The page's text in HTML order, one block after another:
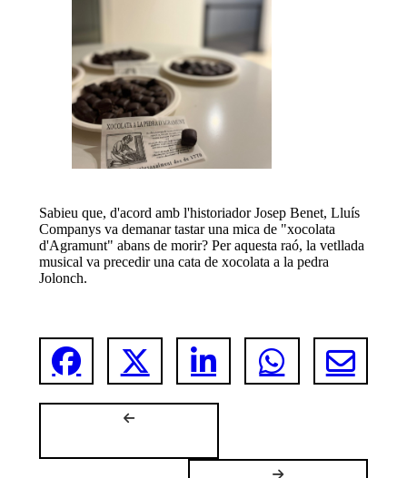
Sabieu que, d'acord amb l'historiador Josep Benet, Lluís
Companys va demanar tastar una mica de "xocolata
d'Agramunt" abans de morir? Per aquesta raó, la vetllada
musical va precedir una cata de xocolata a la pedra
Jolonch.